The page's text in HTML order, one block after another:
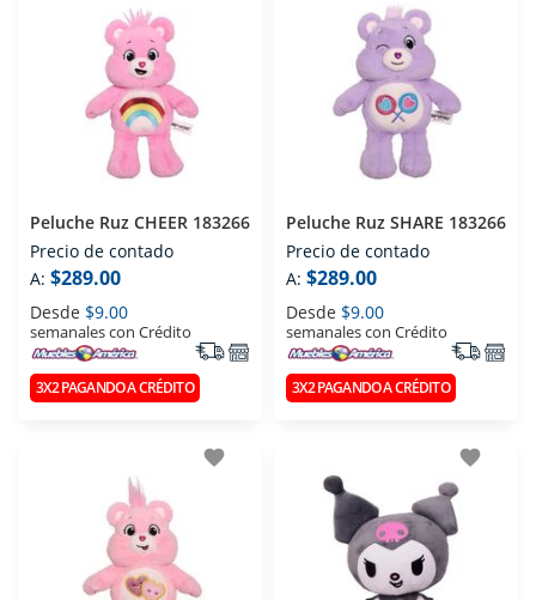
Peluche Ruz CHEER 183266
Precio de contado
A: $289.00
Desde $9.00
semanales con Crédito
3X2 PAGANDO A CRÉDITO
Peluche Ruz SHARE 183266
Precio de contado
A: $289.00
Desde $9.00
semanales con Crédito
3X2 PAGANDO A CRÉDITO
favorite favorite